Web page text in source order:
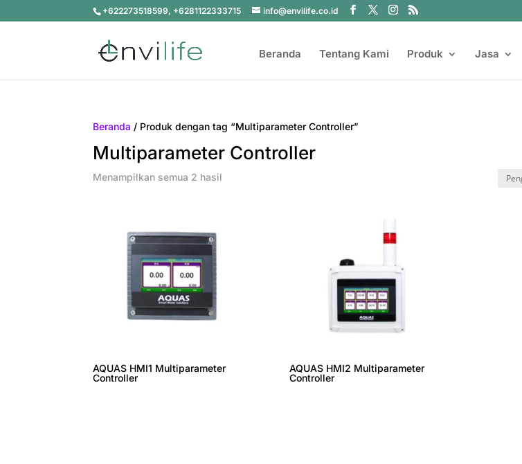
+622273518599, +6281122333715 info@envilife.co.id
Beranda Tentang Kami Produk Jasa
Beranda / Produk dengan tag “Multiparameter Controller”
Multiparameter Controller
Menampilkan semua 2 hasil
AQUAS HMI1 Multiparameter
Controller
AQUAS HMI2 Multiparameter
Controller